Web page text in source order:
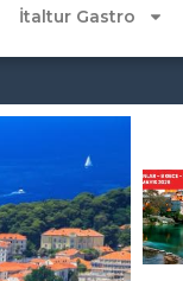
İtaltur Gastro